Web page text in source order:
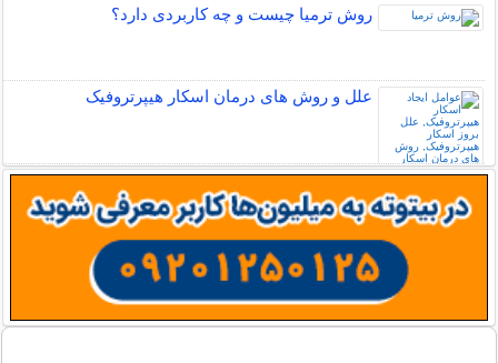
روش ترمیا چیست و چه کاربردی دارد؟
علل و روش های درمان اسکار هیپرتروفیک